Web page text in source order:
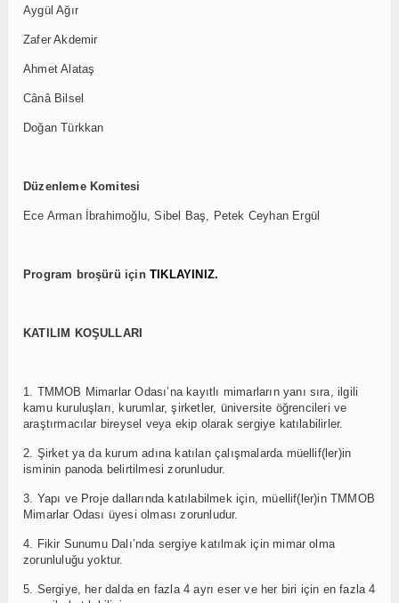
Aygül Ağır
Zafer Akdemir
Ahmet Alataş
Cânâ Bilsel
Doğan Türkkan
Düzenleme Komitesi
Ece Arman İbrahimoğlu, Sibel Baş, Petek Ceyhan Ergül
Program broşürü içinTIKLAYINIZ.
KATILIM KOŞULLARI
1. TMMOB Mimarlar Odası’na kayıtlı mimarların yanı sıra, ilgili
kamu kuruluşları, kurumlar, şirketler, üniversite öğrencileri ve
araştırmacılar bireysel veya ekip olarak sergiye katılabilirler.
2. Şirket ya da kurum adına katılan çalışmalarda müellif(ler)in
isminin panoda belirtilmesi zorunludur.
3. Yapı ve Proje dallarında katılabilmek için, müellif(ler)in TMMOB
Mimarlar Odası üyesi olması zorunludur.
4. Fikir Sunumu Dalı’nda sergiye katılmak için mimar olma
zorunluluğu yoktur.
5. Sergiye, her dalda en fazla 4 ayrı eser ve her biri için en fazla 4